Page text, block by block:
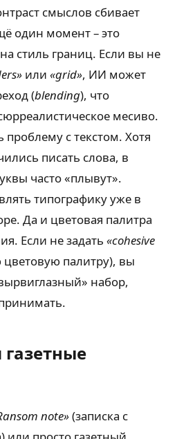
смыслов сбивает
один момент – это
стиль границ. Если вы не
или «grid», ИИ может
(blending), что
месиво.
проблему с текстом. Хотя
писать слова, в
часто «плывут».
типографику уже в
Да и цветовая палитра
Если не задать «cohesive
палитру), вы
набор,
note»(записка с